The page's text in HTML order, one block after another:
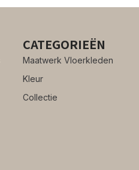
CATEGORIEËN
Maatwerk Vloerkleden
Kleur
Collectie